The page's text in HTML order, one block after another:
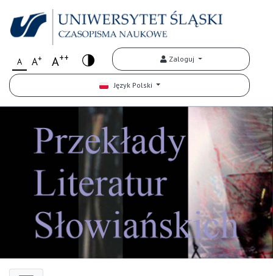
A A+ A++ Zaloguj
Język Polski